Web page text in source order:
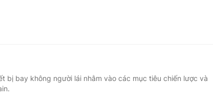
bị bay không người lái nhằm vào các mục tiêu chiến lược và